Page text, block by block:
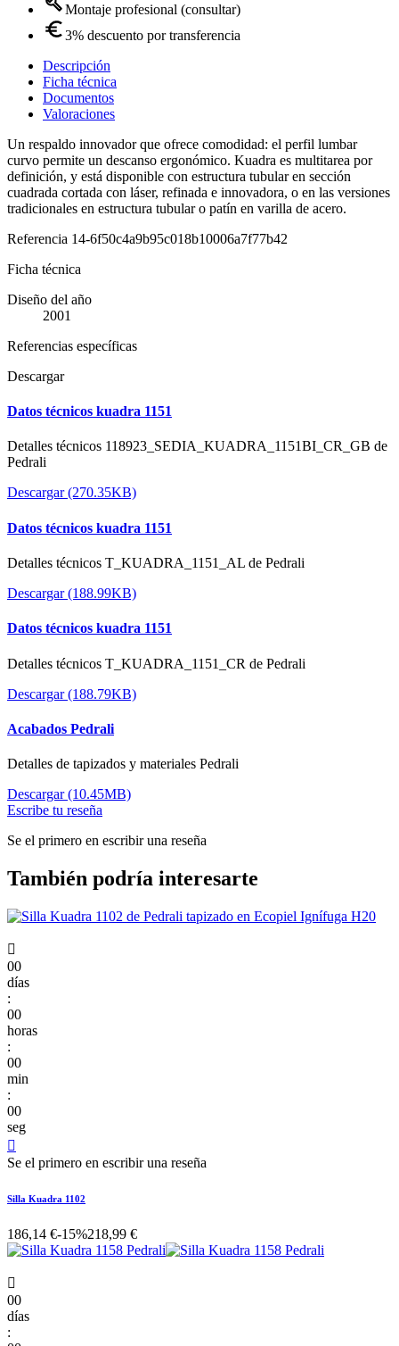
Montaje profesional (consultar)
3% descuento por transferencia
Descripción
Ficha técnica
Documentos
Valoraciones
Un respaldo innovador que ofrece comodidad: el perfil lumbar
curvo permite un descanso ergonómico. Kuadra es multitarea por
definición, y está disponible con estructura tubular en sección
cuadrada cortada con láser, refinada e innovadora, o en las versiones
tradicionales en estructura tubular o patín en varilla de acero.
Referencia 14-6f50c4a9b95c018b10006a7f77b42
Ficha técnica
Diseño del año
2001
Referencias específicas
Descargar
Datos técnicos kuadra 1151
Detalles técnicos 118923_SEDIA_KUADRA_1151BI_CR_GB de
Pedrali
Descargar (270.35KB)
Datos técnicos kuadra 1151
Detalles técnicos T_KUADRA_1151_AL de Pedrali
Descargar (188.99KB)
Datos técnicos kuadra 1151
Detalles técnicos T_KUADRA_1151_CR de Pedrali
Descargar (188.79KB)
Acabados Pedrali
Detalles de tapizados y materiales Pedrali
Descargar (10.45MB)
Escribe tu reseña
Se el primero en escribir una reseña
También podría interesarte

00
días
:
00
horas
:
00
min
:
00
seg

Se el primero en escribir una reseña
Silla Kuadra 1102
186,14 €-15%218,99 €

00
días
: